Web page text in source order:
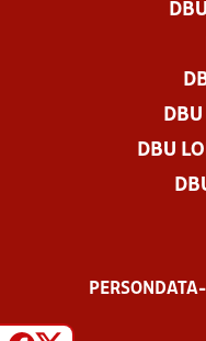
DBU